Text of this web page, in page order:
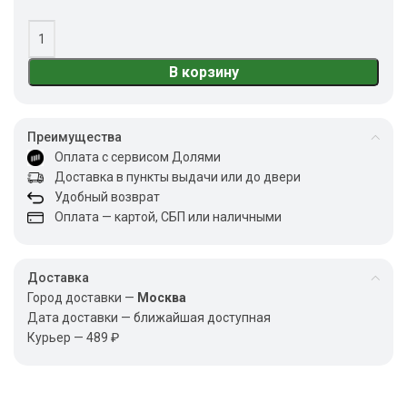
В корзину
Преимущества
Оплата с сервисом Долями
Доставка в пункты выдачи или до двери
Удобный возврат
Оплата — картой, СБП или наличными
Доставка
Город доставки — Москва
Дата доставки — ближайшая доступная
Курьер — 489 ₽